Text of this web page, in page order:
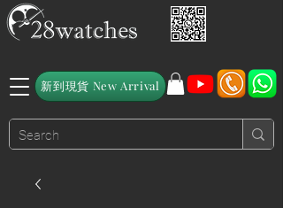
新到現貨 New Arrival